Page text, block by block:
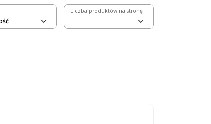
Liczba produktów na stronę